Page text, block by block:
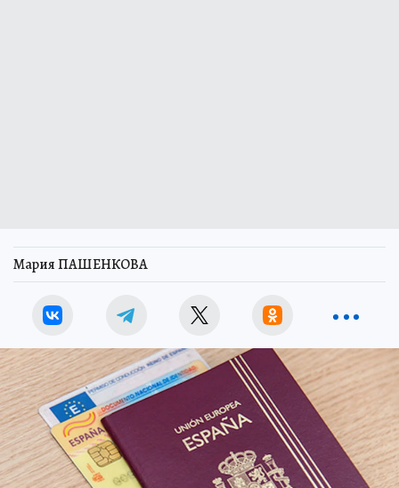
Мария ПАШЕНКОВА